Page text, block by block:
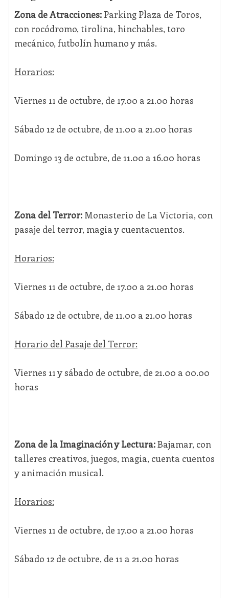
Zona de Atracciones: Parking Plaza de Toros,
con rocódromo, tirolina, hinchables, toro
mecánico, futbolín humano y más.
Horarios:
Viernes 11 de octubre, de 17.00 a 21.00 horas
Sábado 12 de octubre, de 11.00 a 21.00 horas
Domingo 13 de octubre, de 11.00 a 16.00 horas
Zona del Terror: Monasterio de La Victoria, con
pasaje del terror, magia y cuentacuentos.
Horarios:
Viernes 11 de octubre, de 17.00 a 21.00 horas
Sábado 12 de octubre, de 11.00 a 21.00 horas
Horario del Pasaje del Terror:
Viernes 11 y sábado de octubre, de 21.00 a 00.00
horas
Zona de la Imaginación y Lectura:Bajamar, con
talleres creativos, juegos, magia, cuenta cuentos
y animación musical.
Horarios:
Viernes 11 de octubre, de 17.00 a 21.00 horas
Sábado 12 de octubre, de 11 a 21.00 horas